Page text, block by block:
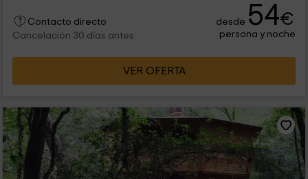
Contacto directo
Cancelación 30 días antes
desde 54€
persona y noche
VER OFERTA